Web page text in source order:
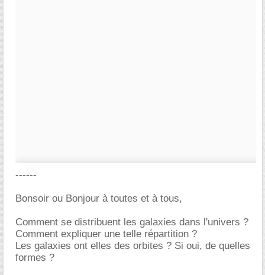
------
Bonsoir ou Bonjour à toutes et à tous,
Comment se distribuent les galaxies dans l'univers ?
Comment expliquer une telle répartition ?
Les galaxies ont elles des orbites ? Si oui, de quelles
formes ?